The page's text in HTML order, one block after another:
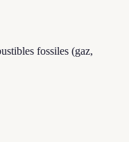
fossiles (gaz,